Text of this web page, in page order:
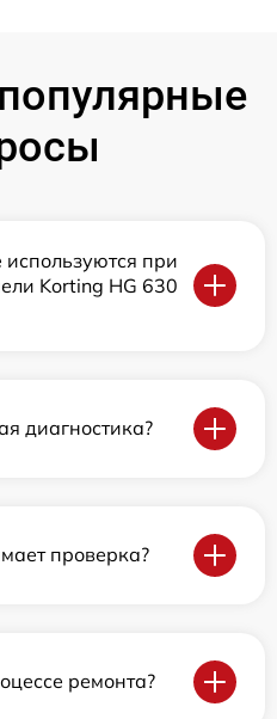
при
Korting HG 630
диагностика?
проверка?
ремонта?